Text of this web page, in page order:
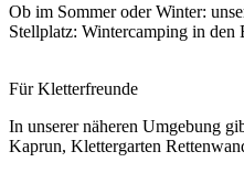
Ob im Sommer oder Winter:
Stellplatz: Wintercamping in den
Für Kletterfreunde
In unserer näheren Umgebung
Kaprun, Klettergarten